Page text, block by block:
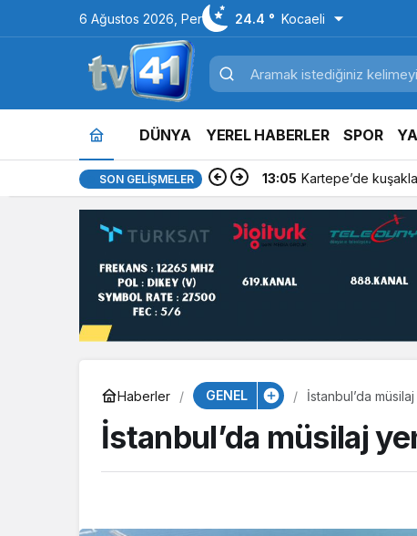
6 Ağustos 2026, Per 24.4 ° Kocaeli
DÜNYA YEREL HABERLER SPOR
SON GELIŞMELER 13:05 Kartepe’de
Haberler GENEL İstanbul’da
İstanbul’da müsilaj